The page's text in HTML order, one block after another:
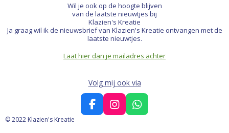
Wil je ook op de hoogte blijven
van de laatste nieuwtjes bij
Klazien's Kreatie
Ja graag wil ik de nieuwsbrief van Klazien's Kreatie ontvangen met de
laatste nieuwtjes.
Laat hier dan je mailadres achter
Volg mij ook via
F
a
I
n
W
h
© 2022 Klazien's Kreatie